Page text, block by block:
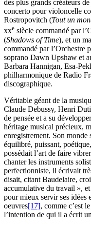
des plus grands créateurs
concerto pour violoncelle
Rostropovitch (Tout un
xxe siècle commandé par
(Shadows of Time), et un
commandé par l’Orchestre
soprano Dawn Upshaw et
Barbara Hannigan, Esa-
philharmonique de Radio
discographique.
Véritable géant de la
Claude Debussy, Henri
de pensée et a su
héritage musical précieux,
enregistrement. Son monde
équilibré, puissant,
possédait l’art de faire
chanter les instruments
perfectionniste, il écrivait
disait, citant Baudelaire,
accumulative du travail »,
pour mieux servir ses idées
oeuvres[17], comme c’est
l’intention de qui il a écrit